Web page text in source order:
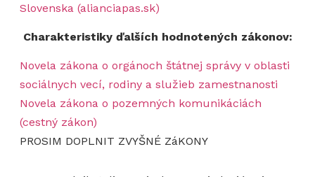
Slovenska (alianciapas.sk)
Charakteristiky ďalších hodnotených zákonov:
Novela zákona o orgánoch štátnej správy v oblasti
sociálnych vecí, rodiny a služieb zamestnanosti
Novela zákona o pozemných komunikáciách
(cestný zákon)
PROSIM DOPLNIT ZVYŠNÉ ZáKONY